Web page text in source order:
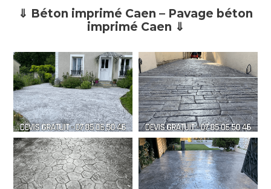
⇓ Béton imprimé Caen – Pavage béton
imprimé Caen ⇓